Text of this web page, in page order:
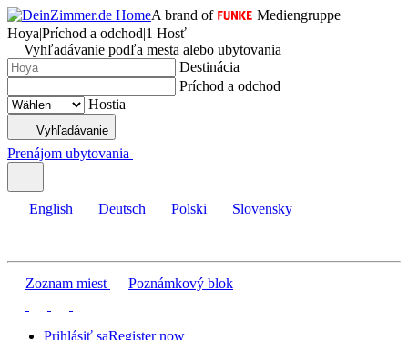
A brand of
Mediengruppe
Hoya|Príchod a odchod|1 Hosť
Vyhľadávanie podľa mesta alebo ubytovania
Destinácia
Príchod a odchod
Hostia
Vyhľadávanie
Prenájom ubytovania
English Deutsch Polski Slovensky
Zoznam miest Poznámkový blok
Prihlásiť saRegister now